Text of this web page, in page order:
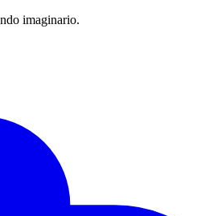
imaginario.